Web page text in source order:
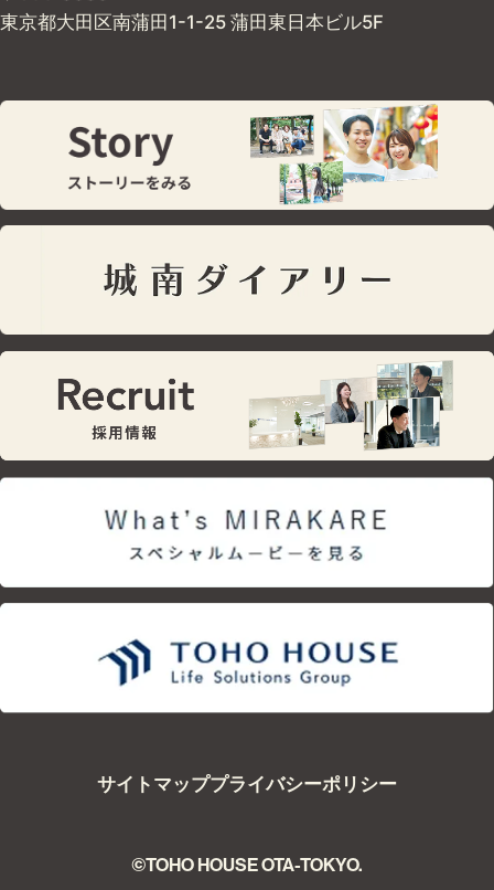
東京都大田区南蒲田1-1-25 蒲田東日本ビル5F
サイトマッププライバシーポリシー
©TOHO HOUSE OTA-TOKYO.
Future